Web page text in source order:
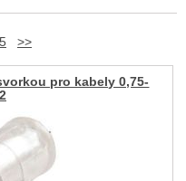
5 >>
pro kabely 0,75-